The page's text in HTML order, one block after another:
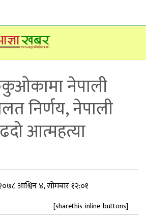
नेपाली
निर्णय, नेपाली
आत्महत्या
आश्विन ४, सोमबार १२:०१
[sharethis-inline-buttons]